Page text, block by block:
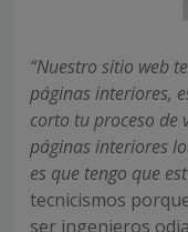
“Nuestro sitio web
páginas interiores,
corto tu proceso de
páginas interiores
es que tengo que
tecnicismos
ser ingenieros